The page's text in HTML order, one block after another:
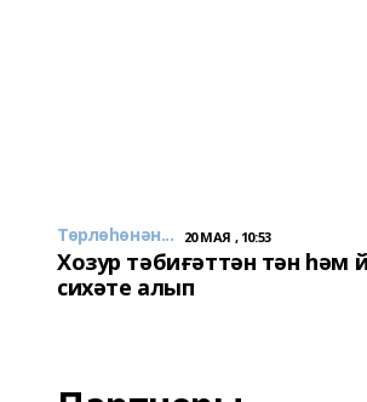
Төрлөһөнән... 20 МАЯ , 10:53
Хозур тәбиғәттән тән һәм
сихәте алып